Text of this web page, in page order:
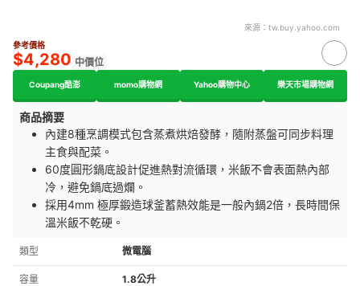
來源： tw.buy.yahoo.com
參考價格
$4,280 中價位
Coupang酷澎 momo購物網 Yahoo購物中心 樂天市場購物網
商品摘要
內建8種烹調模式包含蒸煮烘焙發酵，隨附蒸盤可同步料理
主食與配菜。
60度圓形鍋底設計促進熱對流循環，米飯不會表面熱內部
冷，避免鍋底過爛。
採用4mm 極厚鍛造球釜蓄熱效能是一般內鍋2倍，長時間保
溫米飯不乾硬。
類型 微電腦
容量 1.8公升